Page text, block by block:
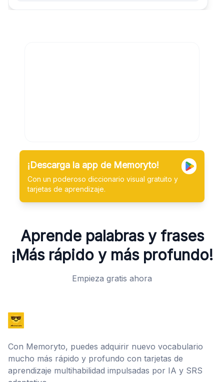
¡Descarga la app de Memoryto!
Con un poderoso diccionario visual gratuito y
tarjetas de aprendizaje.
Aprende palabras y frases
¡Más rápido y más profundo!
Empieza gratis ahora
Con Memoryto, puedes adquirir nuevo vocabulario
mucho más rápido y profundo con tarjetas de
aprendizaje multihabilidad impulsadas por IA y SRS